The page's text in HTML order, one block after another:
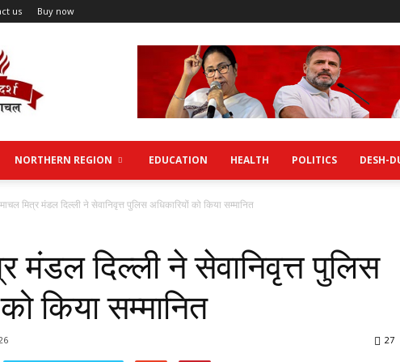
us Buy now
NORTHERN REGION EDUCATION HEALTH POLITICS DESH-
मित्र मंडल दिल्ली ने सेवानिवृत्त पुलिस अधिकारियों को किया सम्मानित
मंडल दिल्ली ने सेवानिवृत्त पुलिस
किया सम्मानित
27